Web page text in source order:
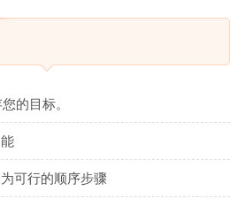
的目标。
可行的顺序步骤